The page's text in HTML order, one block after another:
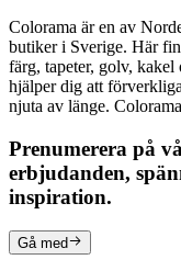
Colorama är en av
butiker i Sverige. Här
färg, tapeter, golv,
hjälper dig att
njuta av länge.
Prenumerera på
erbjudanden,
inspiration.
Gå med